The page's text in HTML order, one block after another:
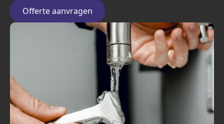
Offerte aanvragen